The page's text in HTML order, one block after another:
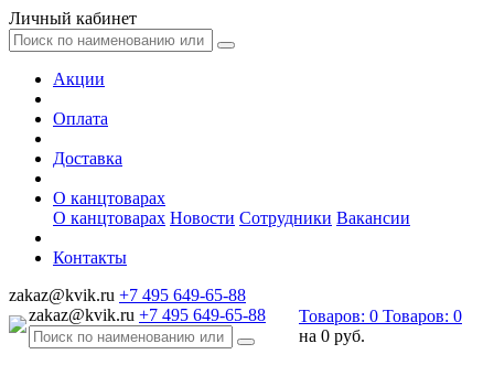
Личный кабинет
Акции
Оплата
Доставка
О канцтоварах
О канцтоварах Новости Сотрудники Вакансии
Контакты
zakaz@kvik.ru +7 495 649-65-88
zakaz@kvik.ru +7 495 649-65-88 Товаров: 0 Товаров: 0
на 0 руб.